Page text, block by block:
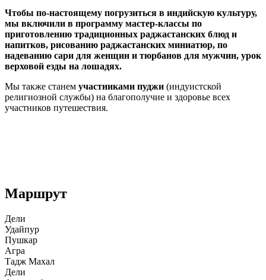
Чтобы по-настоящему погрузиться в индийскую культуру,
мы включили в программу мастер-классы по
приготовлению традиционных раджастанских блюд и
напитков, рисованию раджастанских миниатюр, по
надеванию сари для женщин и тюрбанов для мужчин, урок
верховой езды на лошадях.
Мы также станем участниками пуджи (индуистской
религиозной службы) на благополучие и здоровье всех
участников путешествия.
Маршрут
Дели
Удайпур
Пушкар
Агра
Тадж Махал
Дели